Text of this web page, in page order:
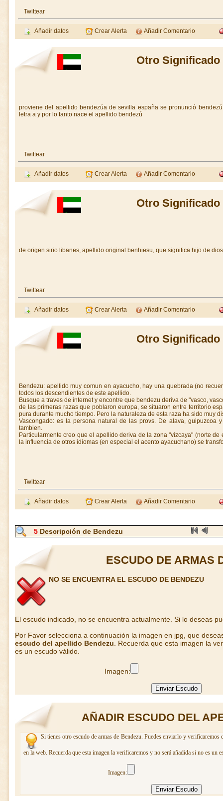
Twittear
Añadir datos Crear Alerta Añadir Comentario
Otro Significado
proviene del apellido bendezúa de sevilla españa se pronunció
letra a y por lo tanto nace el apellido bendezú
Twittear
Añadir datos Crear Alerta Añadir Comentario
Otro Significado
de origen sirio libanes, apellido original benhiesu, que significa hijo de
Twittear
Añadir datos Crear Alerta Añadir Comentario
Otro Significado
Bendezu: apellido muy comun en ayacucho, hay una quebrada (no
todos los descendientes de este apellido.
Busque a traves de internet y encontre que bendezu deriva de "vasco,
de las primeras razas que poblaron europa, se situaron entre territorio
pura durante mucho tiempo. Pero la naturaleza de esta raza ha sido muy
Vascongado: es la persona natural de las provs. De alava, guipuzcoa
tambien.
Particularmente creo que el apellido deriva de la zona "vizcaya" (norte
la influencia de otros idiomas (en especial el acento ayacuchano) se
Twittear
Añadir datos Crear Alerta Añadir Comentario
5Descripción de Bendezu
ESCUDO DE ARMAS
NO SE ENCUENTRA EL ESCUDO DE BENDEZU
El escudo indicado, no se encuentra actualmente. Si lo deseas
Por Favor selecciona a continuación la imagen en jpg, que
escudo del apellido Bendezu . Recuerda que esta imagen la
es un escudo válido.
Imagen:
AÑADIR ESCUDO DEL
Si tienes otro escudo de armas de Bendezu. Puedes enviarlo y
en la web. Recuerda que esta imagen la verificaremos y no será añadida si no es un
Imagen: